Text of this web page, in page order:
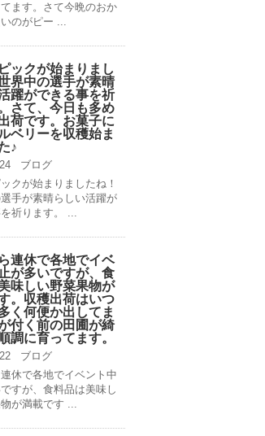
ます。さて今晩のおか
のがピー ...
ックが始まりまし
界中の選手が素晴
躍ができる事を祈
さて、今日も多め
荷です。お菓子に
ベリーを収穫始ま
♪
ブログ
クが始まりましたね！
手が素晴らしい活躍が
祈ります。 ...
連休で各地でイベ
が多いですが、食
味しい野菜果物が
。収穫出荷はいつ
く何便か出してま
付く前の田圃が綺
調に育ってます。
ブログ
休で各地でイベント中
すが、食料品は美味し
が満載です ...